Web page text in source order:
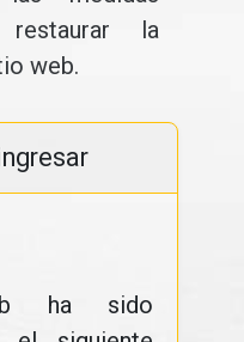
restaurar la
web.
ha sido